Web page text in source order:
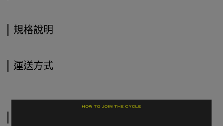
規格說明
運送方式